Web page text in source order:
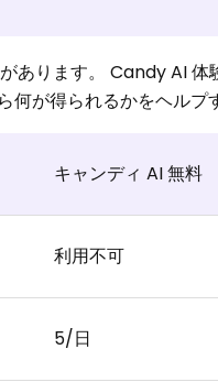
あります。 Candy AI 体
が得られるかをヘルプ
キャンディ AI 無料
利用不可
5/日